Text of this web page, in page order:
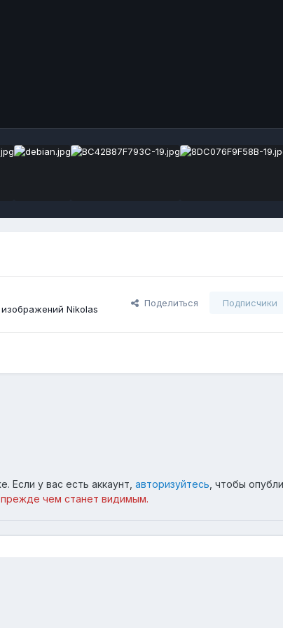
Nikolas
Поделиться Подписчики
Если у вас есть аккаунт, авторизуйтесь , чтобы
чем станет видимым.